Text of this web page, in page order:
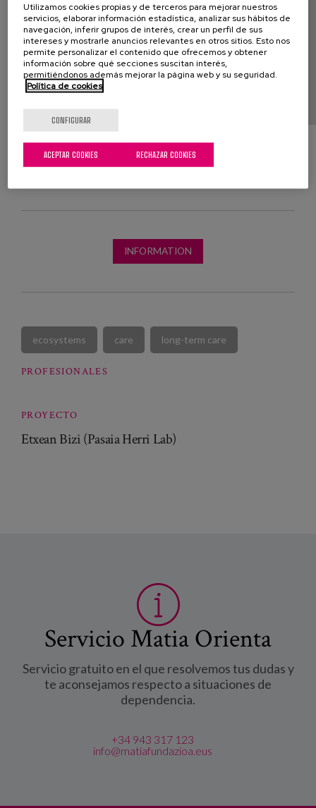
CONFIGURACIÓN DE COOKIES
INFORMATION
ecosystems care long-term care
PROFESIONALES
PROYECTO
Etxean Bizi (Pasaia Herri Lab)
Servicio Matia Orienta
Servicio gratuito en el que resolvemos tus dudas y
te aconsejamos respecto a situaciones de
dependencia.
+34 943 317 123
info@matiafundazioa.eus
Utilizamos cookies propias y de terceros para mejorar nuestros
servicios, elaborar información estadística, analizar sus hábitos de
navegación, inferir grupos de interés, crear un perfil de sus
intereses y mostrarle anuncios relevantes en otros sitios. Esto nos
permite personalizar el contenido que ofrecemos y obtener
información sobre qué secciones suscitan interés,
permitiéndonos además mejorar la página web y su seguridad.
Política de cookies
CONFIGURAR
RECHAZAR COOKIES
ACEPTAR COOKIES